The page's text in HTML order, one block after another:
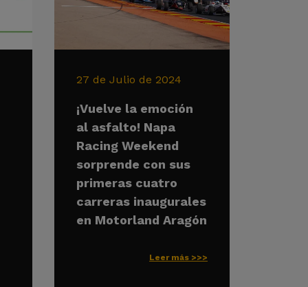
27 de Julio de 2024
¡Vuelve la emoción
al asfalto! Napa
Racing Weekend
sorprende con sus
primeras cuatro
carreras inaugurales
en Motorland Aragón
Leer más >>>